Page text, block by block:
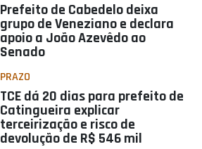
Prefeito de Cabedelo deixa
grupo de Veneziano e declara
apoio a João Azevêdo ao
Senado
PRAZO
TCE dá 20 dias para prefeito de
Catingueira explicar
terceirização e risco de
devolução de R$ 546 mil